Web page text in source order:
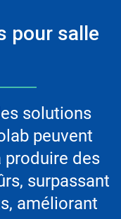
pour salle
solutions
peuvent
produire des
surpassant
améliorant